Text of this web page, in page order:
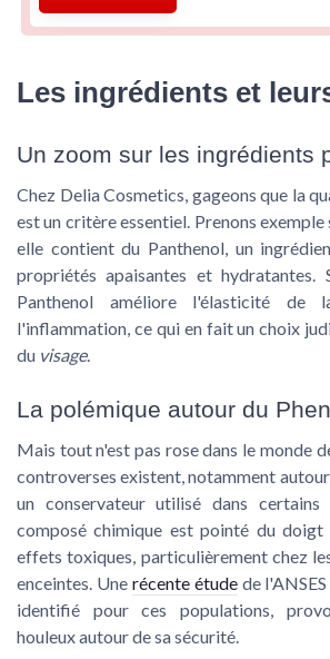
Les ingrédients et
Un zoom sur les ingrédients
Chez Delia Cosmetics, gageons que la
est un critère essentiel. Prenons
elle contient du Panthenol, un
propriétés apaisantes et hydratantes.
Panthenol améliore l'élasticité
l'inflammation, ce qui en fait un choix
du visage.
La polémique autour du
Mais tout n'est pas rose dans le monde
controverses existent, notamment
un conservateur utilisé dans
composé chimique est pointé du doigt
effets toxiques, particulièrement chez
enceintes . Une récente étudede
identifié pour ces populations,
houleux autour de sa sécurité.